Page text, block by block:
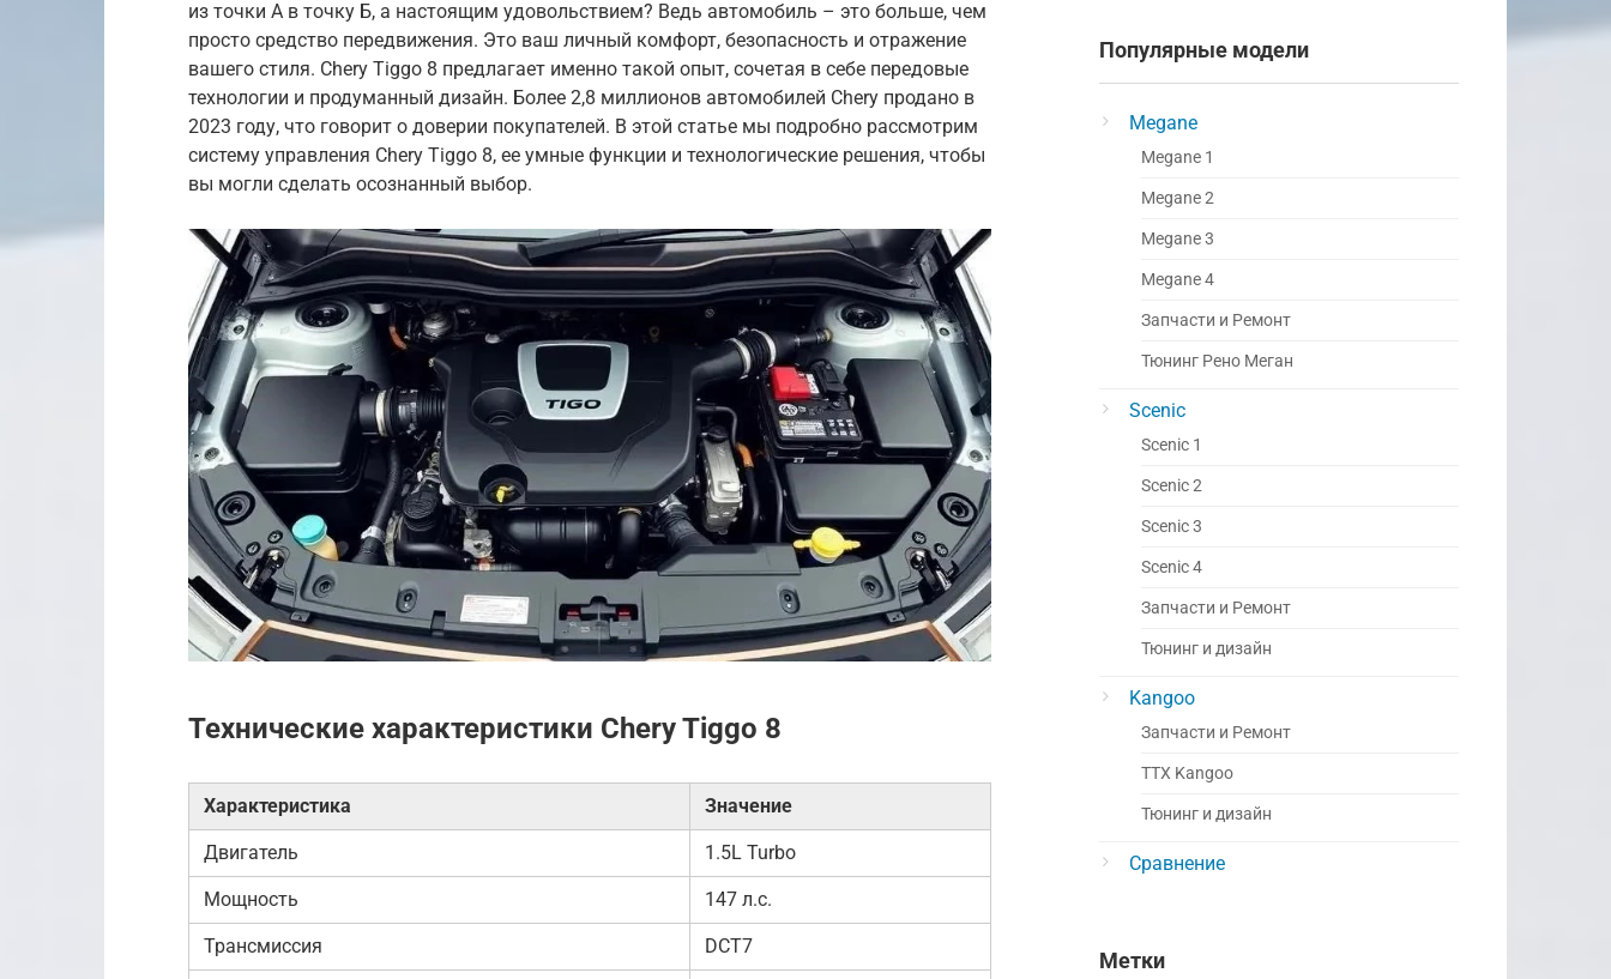
из точки А в точку Б, а настоящим удовольствием? Ведь автомобиль – это больше, чем
просто средство передвижения. Это ваш личный комфорт, безопасность и отражение
вашего стиля. Chery Tiggo 8 предлагает именно такой опыт, сочетая в себе передовые
технологии и продуманный дизайн. Более 2,8 миллионов автомобилей Chery продано в
2023 году, что говорит о доверии покупателей. В этой статье мы подробно рассмотрим
систему управления Chery Tiggo 8, ее умные функции и технологические решения, чтобы
вы могли сделать осознанный выбор.
Технические характеристики Chery Tiggo 8
Характеристика Значение
Двигатель 1.5L Turbo
Мощность 147 л.с.
Трансмиссия DCT7
Популярные модели
Megane
Megane 1
Megane 2
Megane 3
Megane 4
Запчасти и Ремонт
Тюнинг Рено Меган
Scenic
Scenic 1
Scenic 2
Scenic 3
Scenic 4
Запчасти и Ремонт
Тюнинг и дизайн
Kangoo
Запчасти и Ремонт
ТТХ Kangoo
Тюнинг и дизайн
Сравнение
Метки